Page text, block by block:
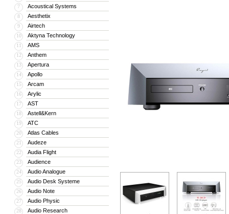
7 Acoustical Systems
8 Aesthetix
9 Airtech
10 Aktyna Technology
11 AMS
12 Anthem
13 Apertura
14 Apollo
15 Arcam
16 Arylic
17 AST
18 Astell&Kern
19 ATC
20 Atlas Cables
21 Audeze
22 Audia Flight
23 Audience
24 Audio Analogue
25 Audio Desk Systeme
26 Audio Note
27 Audio Physic
28 Audio Research